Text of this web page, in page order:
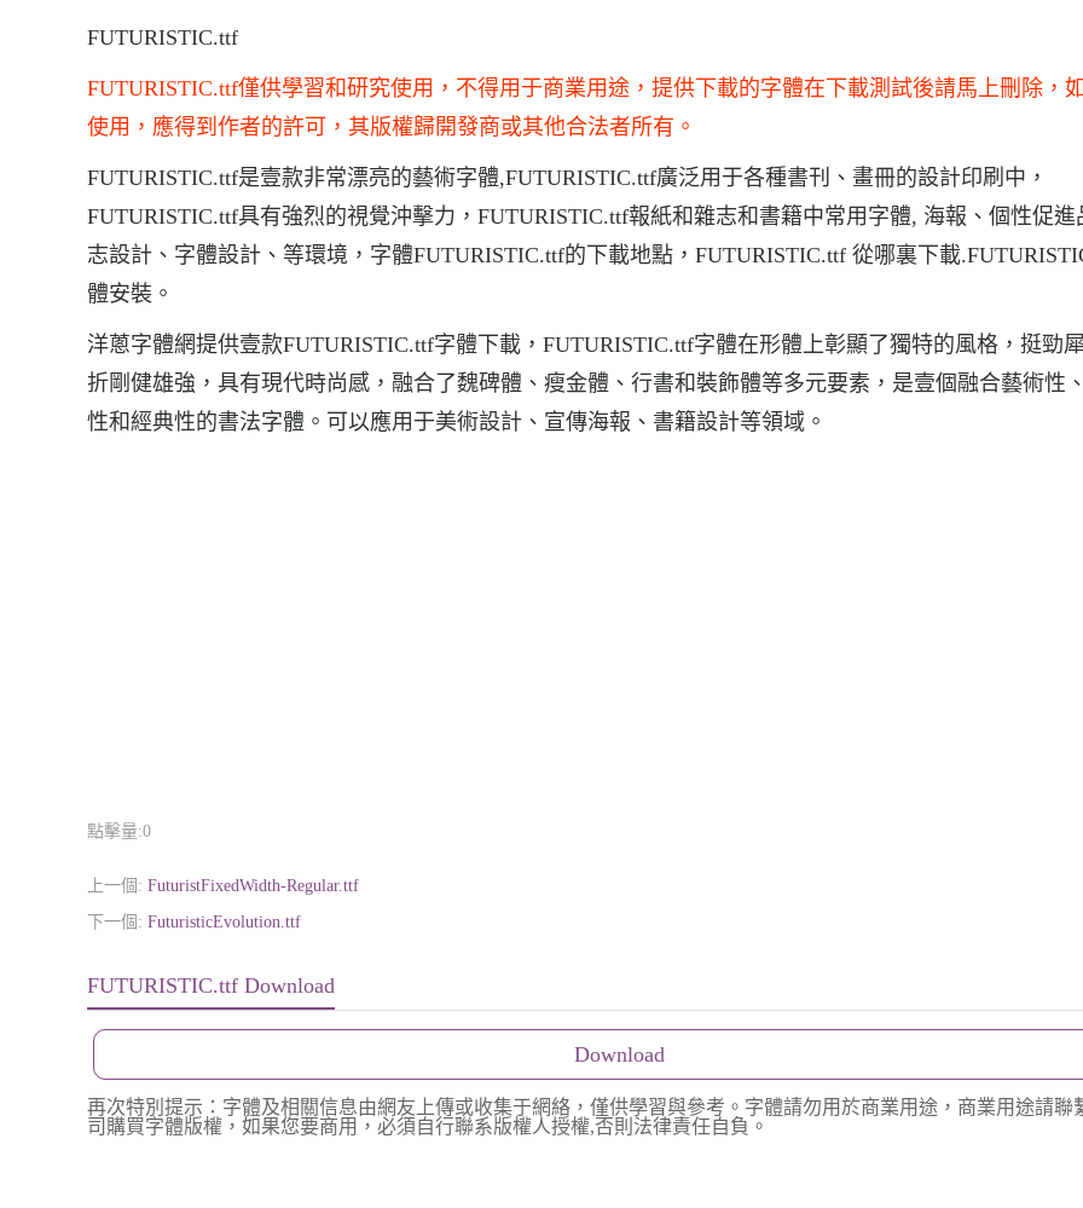
FUTURISTIC.ttf
FUTURISTIC.ttf僅供學習和研究使用，不得用于商業用途，提供下載的字體在下載測試後請馬上刪除，
使用，應得到作者的許可，其版權歸開發商或其他合法者所有。
FUTURISTIC.ttf是壹款非常漂亮的藝術字體,FUTURISTIC.ttf廣泛用于各種書刊、畫冊的設計印刷中，
FUTURISTIC.ttf具有強烈的視覺沖擊力，FUTURISTIC.ttf報紙和雜志和書籍中常用字體, 海報、個性促進
志設計、字體設計、等環境，字體FUTURISTIC.ttf的下載地點，FUTURISTIC.ttf 從哪裏下載
體安裝。
洋蔥字體網提供壹款FUTURISTIC.ttf字體下載，FUTURISTIC.ttf字體在形體上彰顯了獨特的風格，挺勁
折剛健雄強，具有現代時尚感，融合了魏碑體、瘦金體、行書和裝飾體等多元要素，是壹個融合藝術性
性和經典性的書法字體。可以應用于美術設計、宣傳海報、書籍設計等領域。
點擊量:0
上一個: FuturistFixedWidth-Regular.ttf
下一個: FuturisticEvolution.ttf
FUTURISTIC.ttf Download
Download
再次特別提示：字體及相關信息由網友上傳或收集于網絡，僅供學習與參考。字體請勿用於商業用途，商業用途請聯
司購買字體版權，如果您要商用，必須自行聯系版權人授權,否則法律責任自負。